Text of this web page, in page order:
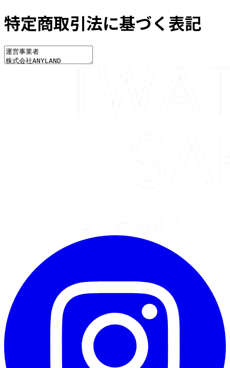
特定商取引法に基づく表記